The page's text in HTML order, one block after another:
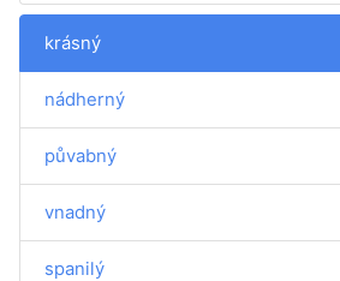
krásný
nádherný
půvabný
vnadný
spanilý